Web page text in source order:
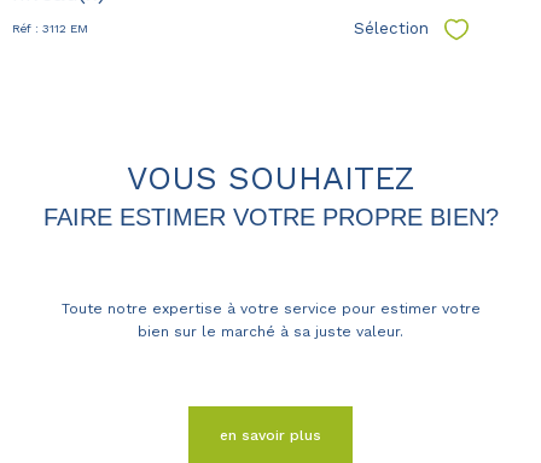
Réf : 3112 EM Sélection
VOUS SOUHAITEZ
FAIRE ESTIMER VOTRE PROPRE BIEN?
Toute notre expertise à votre service pour estimer votre
bien sur le marché à sa juste valeur.
en savoir plus